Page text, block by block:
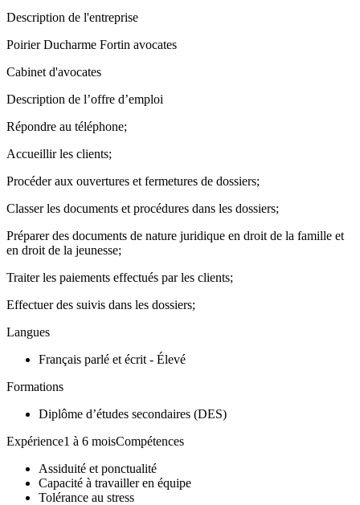
Description de l'entreprise
Poirier Ducharme Fortin avocates
Cabinet d'avocates
Description de l’offre d’emploi
Répondre au téléphone;
Accueillir les clients;
Procéder aux ouvertures et fermetures de dossiers;
Classer les documents et procédures dans les dossiers;
Préparer des documents de nature juridique en droit de la famille et
en droit de la jeunesse;
Traiter les paiements effectués par les clients;
Effectuer des suivis dans les dossiers;
Langues
Français parlé et écrit - Élevé
Formations
Diplôme d’études secondaires (DES)
Expérience1 à 6 moisCompétences
Assiduité et ponctualité
Capacité à travailler en équipe
Tolérance au stress